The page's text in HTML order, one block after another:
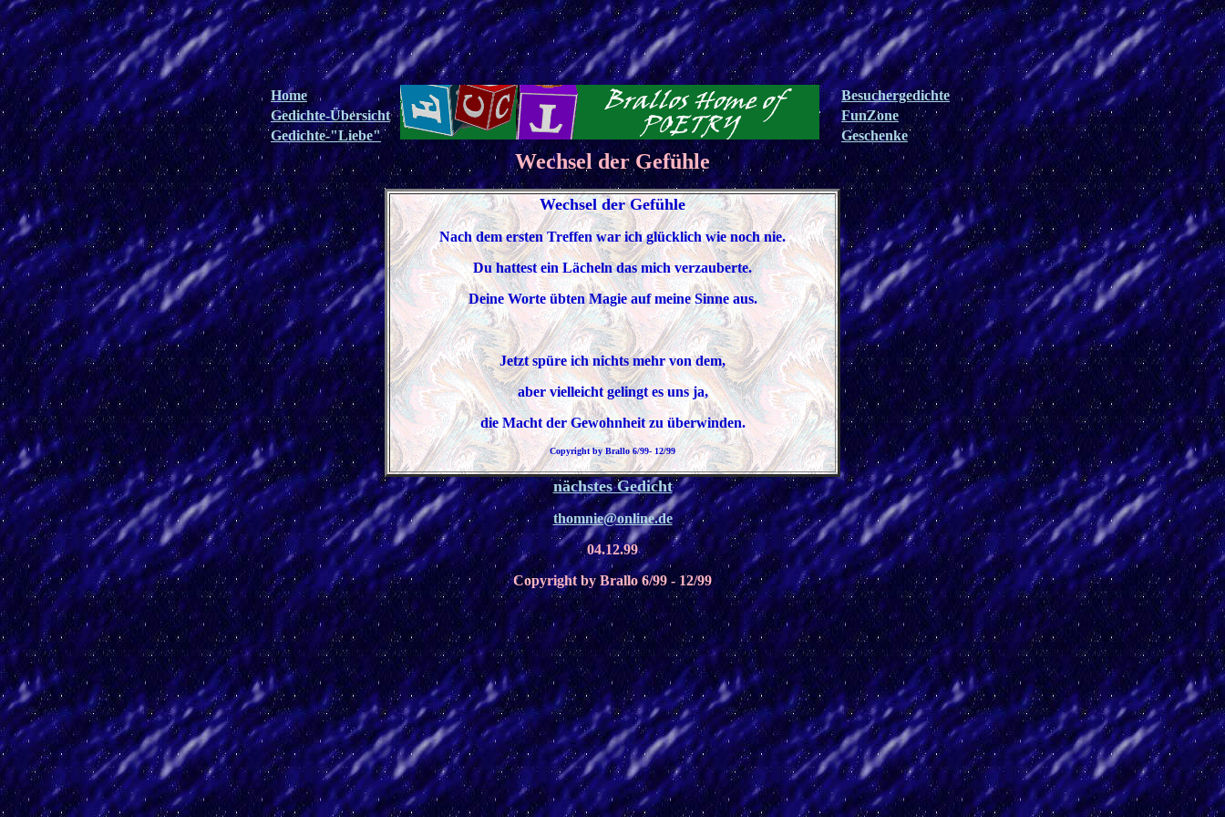
Home
Gedichte-Übersicht
Gedichte-"Liebe"
Besuchergedichte
FunZone
Geschenke
Wechsel der Gefühle
Wechsel der Gefühle
Nach dem ersten Treffen war ich glücklich wie noch nie.
Du hattest ein Lächeln das mich verzauberte.
Deine Worte übten Magie auf meine Sinne aus.
Jetzt spüre ich nichts mehr von dem,
aber vielleicht gelingt es uns ja,
die Macht der Gewohnheit zu überwinden.
Copyright by Brallo 6/99- 12/99
nächstes Gedicht
thomnie@online.de
04.12.99
Copyright by Brallo 6/99 - 12/99